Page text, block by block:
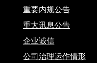
重要内规公告
重大讯息公告
企业诚信
公司治理运作情形